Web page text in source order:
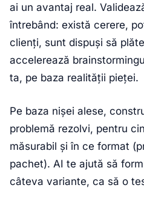
ai un avantaj real.
întrebând: există cerere,
clienți, sunt dispuși să
accelerează
ta, pe baza realității pieței.
Pe baza nișei alese,
problemă rezolvi, pentru
măsurabil și în ce format
pachet). AI te ajută să
câteva variante, ca să o